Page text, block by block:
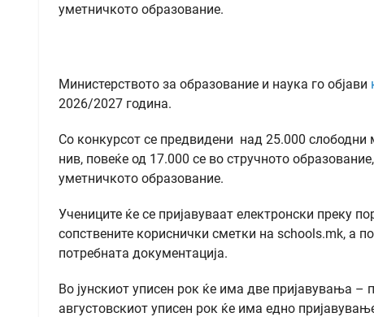
уметничкото образование.
Министерството за образование и наука го објави
2026/2027 година.
Со конкурсот се предвидени над 25.000
нив, повеќе од 17.000 се во стручното
уметничкото образование.
Учениците ќе се пријавуваат електронски преку
сопствените кориснички сметки на schools.mk, а
потребната документација.
Во јунскиот уписен рок ќе има две пријавувања –
августовскиот уписен рок ќе има едно